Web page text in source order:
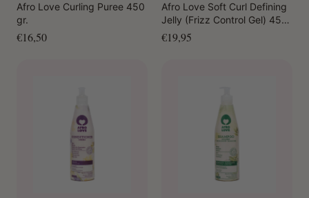
Afro Love Curling Puree 450
gr.
€16,50
Afro Love Soft Curl Defining
Jelly (Frizz Control Gel) 450
ml
€19,95